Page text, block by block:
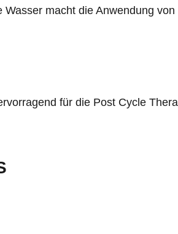
macht die Anwendung
für die Post Cycle